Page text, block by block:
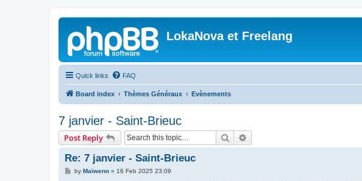
LokaNova et Freelang
Quick links FAQ
Board index Thèmes Généraux Evènements
7 janvier - Saint-Brieuc
Post Reply Search
Re: 7 janvier - Saint-Brieuc
Pby Maïwenn» 16 Feb 2025 23:09